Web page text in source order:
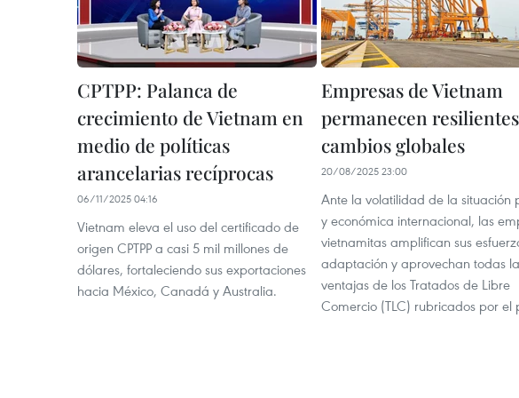
CPTPP: Palanca de
crecimiento de Vietnam en
medio de políticas
arancelarias recíprocas
06/11/2025 04:16
Vietnam eleva el uso del certificado de
origen CPTPP a casi 5 mil millones de
dólares, fortaleciendo sus exportaciones
hacia México, Canadá y Australia.
Empresas de Vietnam
permanecen
cambios globales
20/08/2025 23:00
Ante la volatilidad de la situación
y económica internacional, las
vietnamitas amplifican sus
adaptación y aprovechan todas
ventajas de los Tratados de Libre
Comercio (TLC) rubricados por el